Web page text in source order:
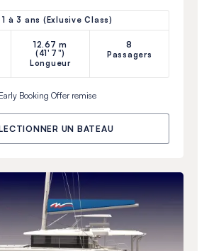
1 à 3 ans (Exlusive Class)
12.67 m
(41'7")
Longueur
8
Passagers
Early Booking Offerremise
UN BATEAU